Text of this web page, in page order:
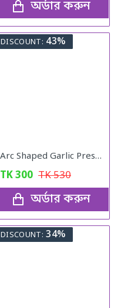
অর্ডার করুন
DISCOUNT: 43%
Arc Shaped Garlic Press Crusher With Comfortable Grip
TK300 TK530
অর্ডার করুন
DISCOUNT: 34%